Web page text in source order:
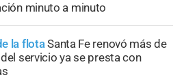
minuto a minuto
la flotaSanta Fe renovó más de
servicio ya se presta con